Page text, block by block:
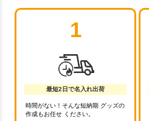
1
最短2日で名入れ出荷
時間がない！そんな短納期 グッズの
作成もお任せ ください。